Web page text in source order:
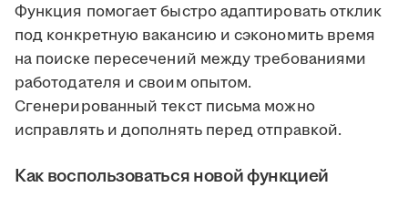
Функция помогает быстро адаптировать отклик
под конкретную вакансию и сэкономить время
на поиске пересечений между требованиями
работодателя и своим опытом.
Сгенерированный текст письма можно
исправлять и дополнять перед отправкой.
Как воспользоваться новой функцией